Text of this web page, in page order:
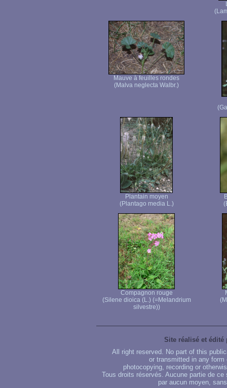
Mauve à feuilles rondes
(Malva neglecta Walbr.)
Plantain moyen
(Plantago media L.)
Compagnon rouge
(Silene dioica (L.) (=Melandrium
silvestre))
Site réalisé et édité
All right reserved. No part of this
or transmitted in any
photocopying, recording or
Tous droits réservés. Aucune partie de
par aucun moyen,